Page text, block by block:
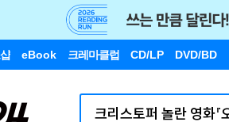
eBook 크레마클럽 CD/LP DVD/BD